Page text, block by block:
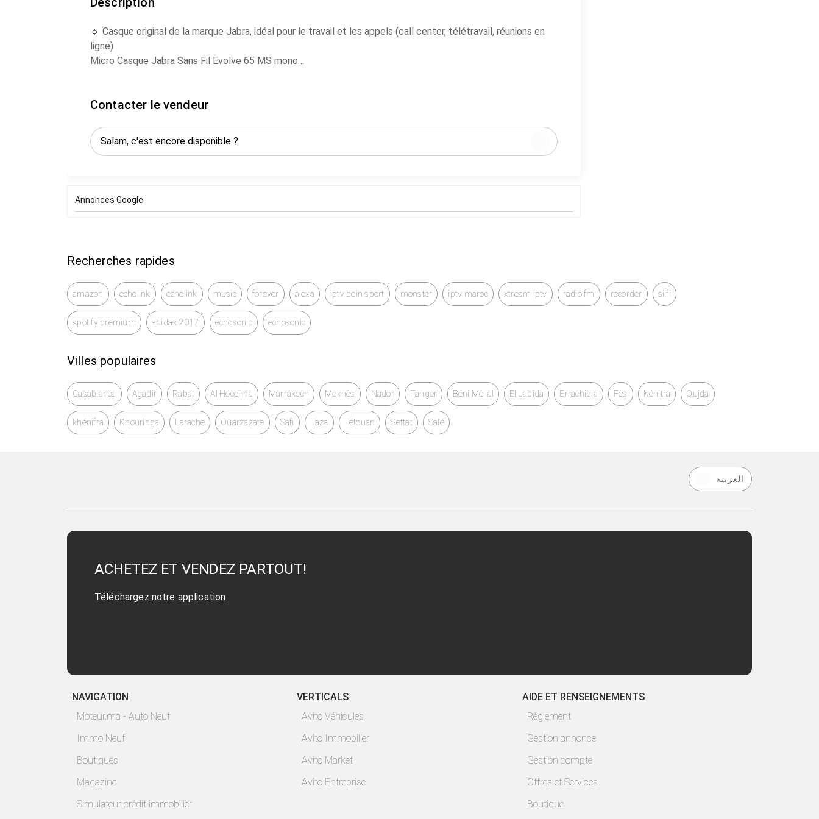
🔹 Casque original de la marque Jabra, idéal pour le travail et les appels (call center, télétravail, réunions en
ligne)
Micro Casque Jabra Sans Fil Evolve 65 MS mono
Connexion: sans fil
💼 Parfait pour:
Service client /Télétravail / Teams / appels
Contacter le vendeur
Annonces Google
Recherches rapides
amazon echolink echolink music forever alexa iptv bein sport monster iptv maroc xtream iptv radio fm recorder silfi
spotify premium adidas 2017 echosonic echosonic
Villes populaires
Casablanca Agadir Rabat Al Hoceïma Marrakech Meknès Nador Tanger Béni Mellal El Jadida Errachidia Fès Kénitra Oujda
khénifra Khouribga Larache Ouarzazate Safi Taza Tétouan Settat Salé
العربية
ACHETEZ ET VENDEZ PARTOUT!
Téléchargez notre application
NAVIGATION
Moteur.ma - Auto Neuf
Immo Neuf
Boutiques
Magazine
Simulateur crédit immobilier
VERTICALS
Avito Véhicules
Avito Immobilier
Avito Market
Avito Entreprise
AIDE ET RENSEIGNEMENTS
Règlement
Gestion annonce
Gestion compte
Offres et Services
Boutique